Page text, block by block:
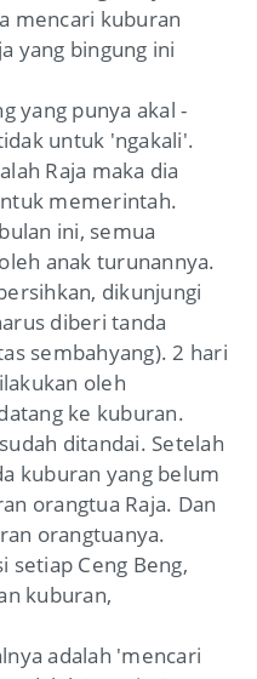
mencari kuburan
yang bingung ini
yang punya akal -
untuk 'ngakali'.
Raja maka dia
memerintah.
ini, semua
anak turunannya.
dikunjungi
diberi tanda
sembahyang). 2 hari
oleh
ke kuburan.
ditandai. Setelah
kuburan yang belum
orangtua Raja. Dan
orangtuanya.
setiap Ceng Beng,
kuburan,
adalah 'mencari